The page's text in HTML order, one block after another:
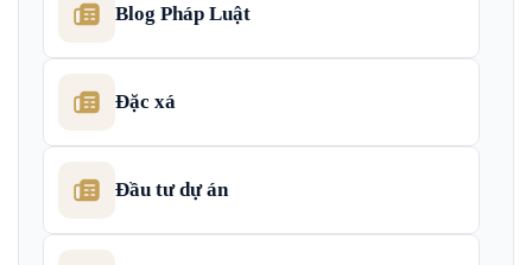
Blog Pháp Luật
Đặc xá
Đầu tư dự án